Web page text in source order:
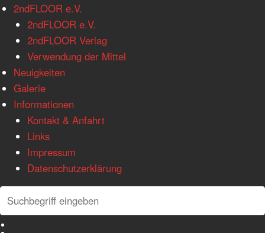
2ndFLOOR e.V.
2ndFLOOR e.V.
2ndFLOOR Verlag
Verwendung der Mittel
Neuigkeiten
Galerie
Informationen
Kontakt & Anfahrt
Links
Impressum
Datenschutzerklärung
Search
Search